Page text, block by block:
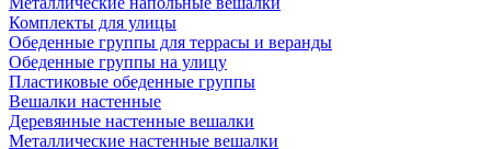
Комплекты для улицы
Обеденные группы для террасы и веранды
Обеденные группы на улицу
Пластиковые обеденные группы
Вешалки настенные
Деревянные настенные вешалки
Металлические настенные вешалки